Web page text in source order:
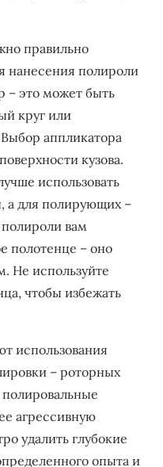
правильно
нанесения полироли
– это может быть
круг или
аппликатора
кузова.
использовать
а для полирующих –
вам
полотенце – оно
Не используйте
чтобы избежать
использования
– роторных
агрессивную
удалить глубокие
опыта и